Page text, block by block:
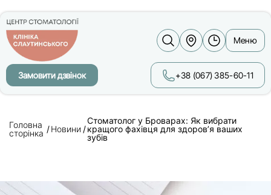
Меню
Замовити дзвінок +38 (067) 385-60-11
Головна
сторінка
Новини
Стоматолог у Броварах: Як вибрати
кращого фахівця для здоров’я ваших
зубів